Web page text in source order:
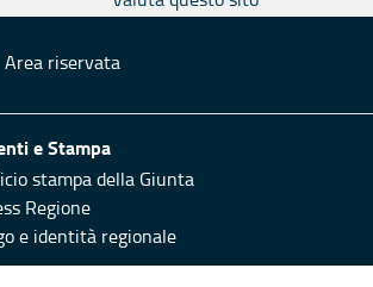
Area riservata
e Stampa
stampa della Giunta
Regione
e identità regionale